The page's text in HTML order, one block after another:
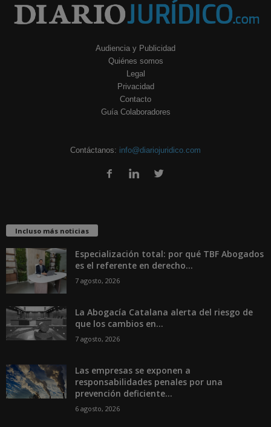
Audiencia y Publicidad
Quiénes somos
Legal
Privacidad
Contacto
Guía Colaboradores
Contáctanos: info@diariojuridico.com
Incluso más noticias
Especialización total: por qué TBF Abogados
es el referente en derecho...
7 agosto, 2026
La Abogacía Catalana alerta del riesgo de
que los cambios en...
7 agosto, 2026
Las empresas se exponen a
responsabilidades penales por una
prevención deficiente...
6 agosto, 2026